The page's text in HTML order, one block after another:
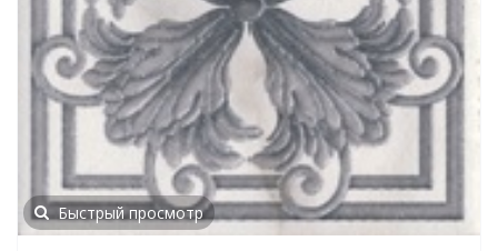
Быстрый просмотр